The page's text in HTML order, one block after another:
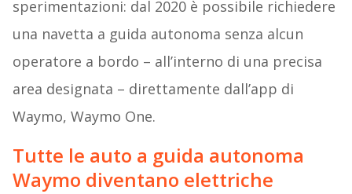
sperimentazioni: dal 2020 è possibile richiedere
una navetta a guida autonoma senza alcun
operatore a bordo – all’interno di una precisa
area designata – direttamente dall’app di
Waymo, Waymo One.
Tutte le auto a guida autonoma
Waymo diventano elettriche